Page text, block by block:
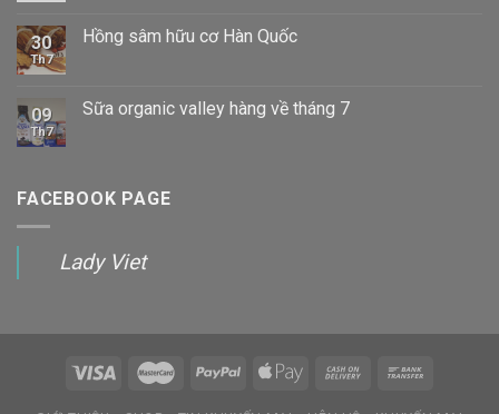
30
Th7
Hồng sâm hữu cơ Hàn Quốc
09
Th7
Sữa organic valley hàng về tháng 7
FACEBOOK PAGE
Lady Viet